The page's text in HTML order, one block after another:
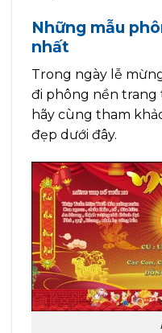
Những mẫu
nhất
Trong ngày lễ
đi phông nền
hãy cùng tham
đẹp dưới đây.